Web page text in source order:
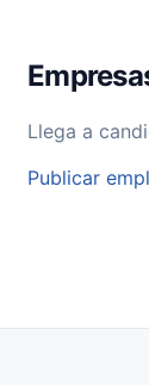
Llega a
Publicar